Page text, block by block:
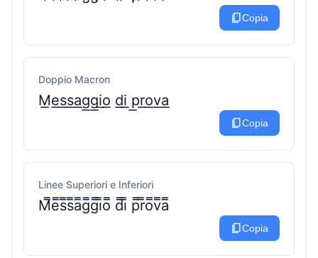
content_copyCopia
Doppio Macron
M͟e͟s͟s͟a͟g͟g͟i͟o͟ d͟i͟ p͟r͟o͟v͟a͟
content_copyCopia
Linee Superiori e Inferiori
M̿e̿s̿s̿a̿g̿g̿i̿o̿ d̿i̿ p̿r̿o̿v̿a̿
content_copyCopia